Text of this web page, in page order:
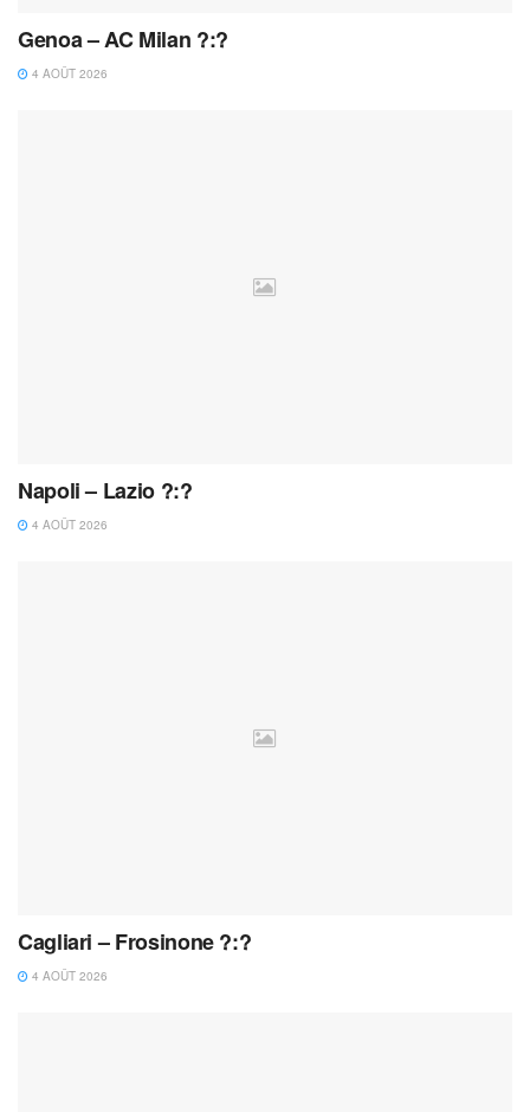
Genoa – AC Milan ?:?
4 AOÛT 2026
Napoli – Lazio ?:?
4 AOÛT 2026
Cagliari – Frosinone ?:?
4 AOÛT 2026